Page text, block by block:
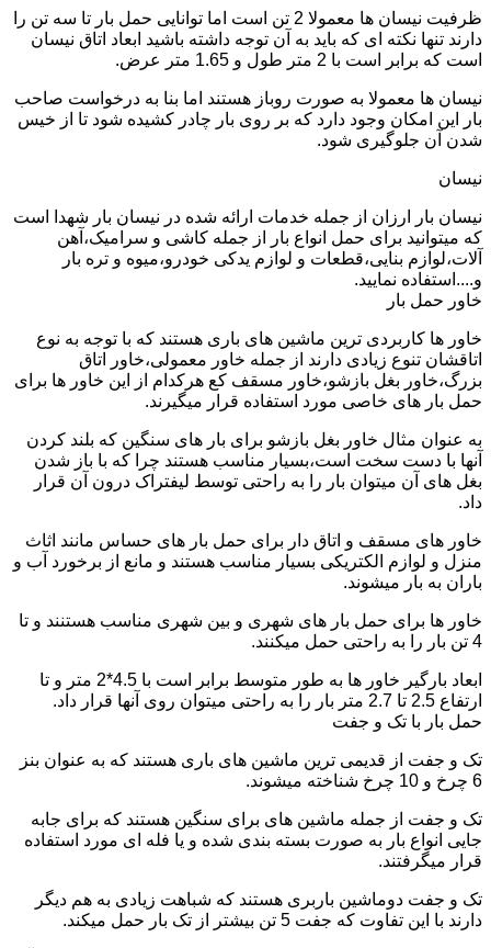
ظرفیت نیسان ها معمولا 2 تن است اما توانایی حمل بار تا سه تن را
دارند تنها نکته ای که باید به آن توجه داشته باشید ابعاد اتاق نیسان
است که برابر است با 2 متر طول و 1.65 متر عرض.
نیسان ها معمولا به صورت روباز هستند اما بنا به درخواست صاحب
بار این امکان وجود دارد که بر روی بار چادر کشیده شود تا از خیس
شدن آن جلوگیری شود.
نیسان
نیسان بار ارزان از جمله خدمات ارائه شده در نیسان بار شهدا است
که میتوانید برای حمل انواع بار از جمله کاشی و سرامیک،آهن
آلات،لوازم بنایی،قطعات و لوازم یدکی خودرو،میوه و تره بار
و....استفاده نمایید.
خاور حمل بار
خاور ها کاربردی ترین ماشین های باری هستند که با توجه به نوع
اتاقشان تنوع زیادی دارند از جمله خاور معمولی،خاور اتاق
بزرگ،خاور بغل بازشو،خاور مسقف کع هرکدام از این خاور ها برای
حمل بار های خاصی مورد استفاده قرار میگیرند.
به عنوان مثال خاور بغل بازشو برای بار های سنگین که بلند کردن
آنها با دست سخت است،بسیار مناسب هستند چرا که با باز شدن
بغل های آن میتوان بار را به راحتی توسط لیفتراک درون آن قرار
داد.
خاور های مسقف و اتاق دار برای حمل بار های حساس مانند اثاث
منزل و لوازم الکتریکی بسیار مناسب هستند و مانع از برخورد آب و
باران به بار میشوند.
خاور ها برای حمل بار های شهری و بین شهری مناسب هستنند و تا
4 تن بار را به راحتی حمل میکنند.
ابعاد بارگیر خاور ها به طور متوسط برابر است با 4.5*2 متر و تا
ارتفاع 2.5 تا 2.7 متر بار را به راحتی میتوان روی آنها قرار داد.
حمل بار با تک و جفت
تک و جفت از قدیمی ترین ماشین های باری هستند که به عنوان بنز
6 چرخ و 10 چرخ شناخته میشوند.
تک و جفت از جمله ماشین های برای سنگین هستند که برای جابه
جایی انواع بار به صورت بسته بندی شده و یا فله ای مورد استفاده
قرار میگرفتند.
تک و جفت دوماشین باربری هستند که شباهت زیادی به هم دیگر
دارند با این تفاوت که جفت 5 تن بیشتر از تک بار حمل میکند.